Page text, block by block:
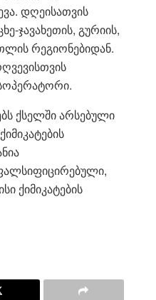
დღეისათვის
ჯავახეთის, გურიის,
რეგიონებიდან.
ქსელში არსებული
ქიმიკატების